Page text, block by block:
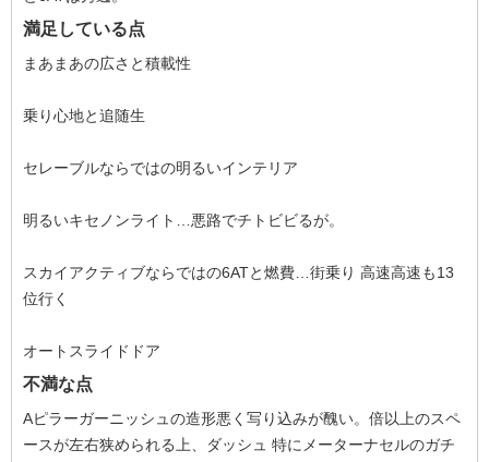
満足している点
まあまあの広さと積載性
乗り心地と追随生
セレーブルならではの明るいインテリア
明るいキセノンライト…悪路でチトビビるが。
スカイアクティブならではの6ATと燃費…街乗り 高速高速も13
位行く
オートスライドドア
不満な点
Aピラーガーニッシュの造形悪く写り込みが醜い。倍以上のスペ
ースが左右狭められる上、ダッシュ 特にメーターナセルのガチ